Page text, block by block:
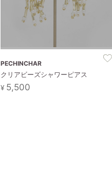
PECHINCHAR
クリアビーズシャワーピアス
¥5,500